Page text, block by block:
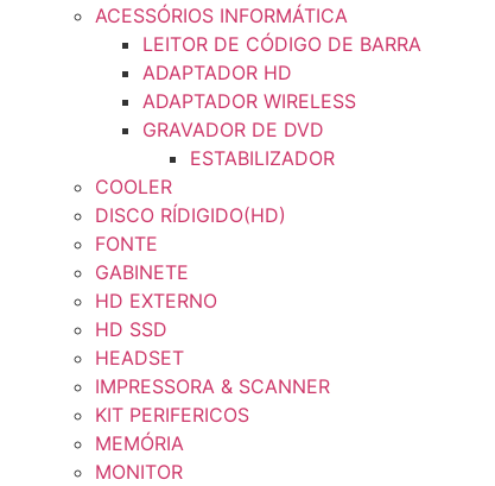
ACESSÓRIOS INFORMÁTICA
LEITOR DE CÓDIGO DE BARRA
ADAPTADOR HD
ADAPTADOR WIRELESS
GRAVADOR DE DVD
ESTABILIZADOR
COOLER
DISCO RÍDIGIDO(HD)
FONTE
GABINETE
HD EXTERNO
HD SSD
HEADSET
IMPRESSORA & SCANNER
KIT PERIFERICOS
MEMÓRIA
MONITOR